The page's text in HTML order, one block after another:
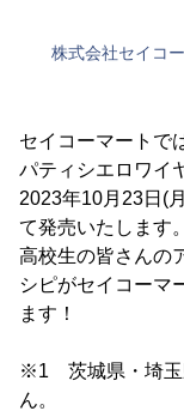
株式会社セイコ
セイコーマートで
パティシエロワイ
2023年10月23日(
て発売いたします。
高校生の皆さんの
シピがセイコーマ
ます！
※1 茨城県・埼玉
ん。